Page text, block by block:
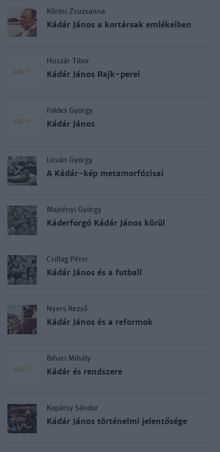
Kőrösi Zsuzsanna
Kádár János a kortársak emlékeiben
Huszár Tibor
Kádár János Rajk-perei
Földes György
Kádár János
Litván György
A Kádár-kép metamorfózisai
Majtényi György
Káderforgó Kádár János körül
Csillag Péter
Kádár János és a futball
Nyers Rezső
Kádár János és a reformok
Bihari Mihály
Kádár és rendszere
Kopátsy Sándor
Kádár János történelmi jelentősége